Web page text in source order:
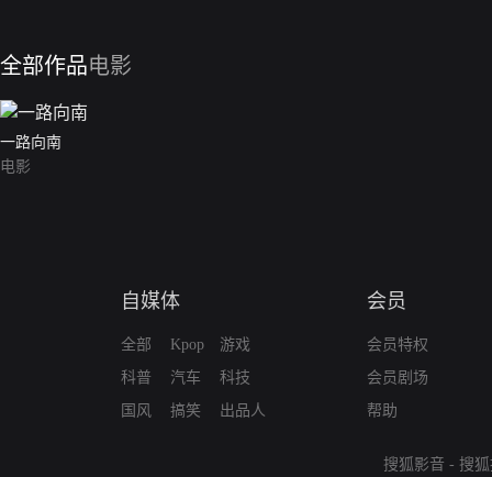
全部作品电影
一路向南
电影
自媒体
全部
科普
国风
Kpop
汽车
搞笑
游戏
科技
出品人
会员
会员特权
会员剧场
帮助
搜狐影音 - 搜